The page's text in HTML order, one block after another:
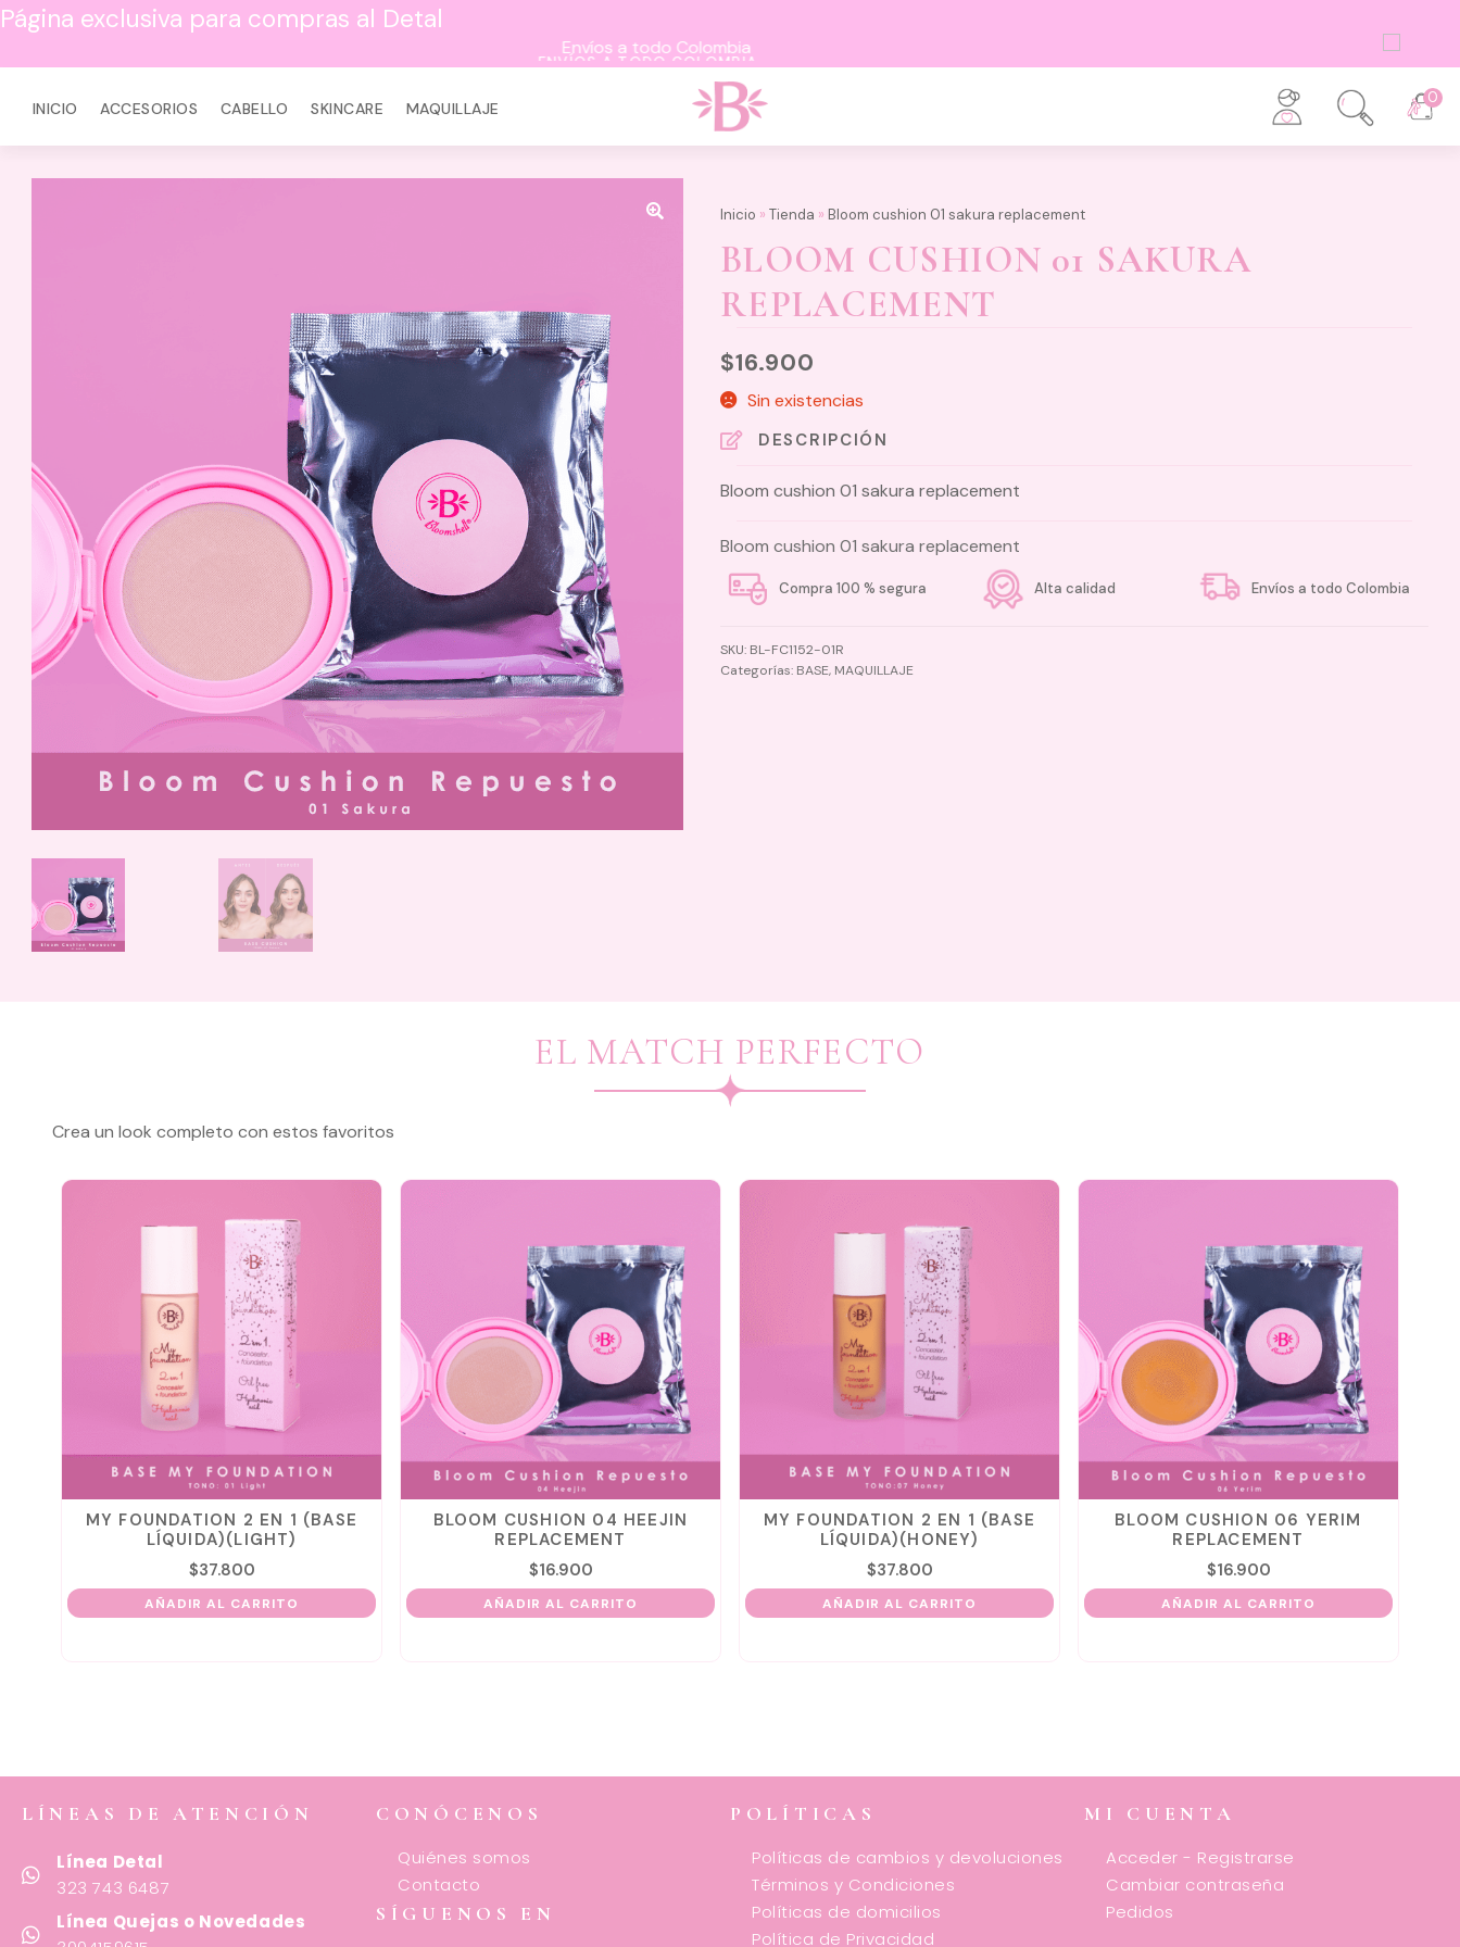
Página exclusiva para compras al Detal
ENVÍOS A TODO COLOMBIA
INICIO ACCESORIOS CABELLO SKINCARE MAQUILLAJE
0
Inicio » Tienda » Bloom cushion 01 sakura replacement
BLOOM CUSHION 01 SAKURA
REPLACEMENT
$16.900
Sin existencias
DESCRIPCIÓN
Bloom cushion 01 sakura replacement
Bloom cushion 01 sakura replacement
Compra 100 % segura Alta calidad Envíos a todo Colombia
SKU: BL-FC1152-01R
Categorías: BASE, MAQUILLAJE
EL MATCH PERFECTO
Crea un look completo con estos favoritos
MY FOUNDATION 2 EN 1 (BASE
LÍQUIDA)(LIGHT)
37.800
AÑADIR AL CARRITO
BLOOM CUSHION 04 HEEJIN
REPLACEMENT
16.900
AÑADIR AL CARRITO
MY FOUNDATION 2 EN 1 (BASE
LÍQUIDA)(HONEY)
37.800
AÑADIR AL CARRITO
BLOOM CUSHION 06 YERIM
REPLACEMENT
16.900
AÑADIR AL CARRITO
LÍNEAS DE ATENCIÓN
Línea Detal
323 743 6487
Línea Quejas o Novedades
CONÓCENOS
Quiénes somos
Contacto
SÍGUENOS EN
POLÍTICAS
Políticas de cambios y devoluciones
Términos y Condiciones
Políticas de domicilios
Política de Privacidad
MI CUENTA
Acceder - Registrarse
Cambiar contraseña
Pedidos